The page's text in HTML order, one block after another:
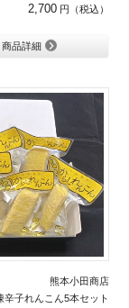
2,700
商品詳細
熊本小田商店
辛子れんこん5本セット